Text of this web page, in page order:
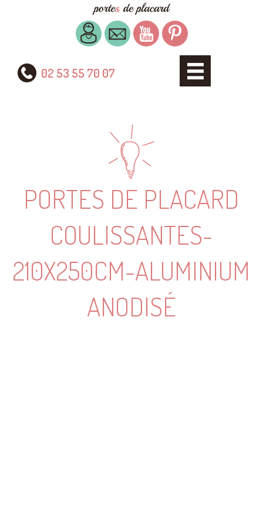
02 53 55 70 07
PORTES DE PLACARD
COULISSANTES-
210X250CM-ALUMINIUM
ANODISÉ